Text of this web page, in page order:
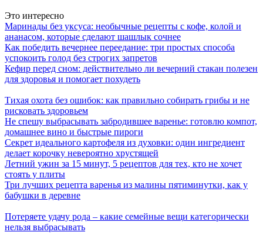
Это интересно
Маринады без уксуса: необычные рецепты с кофе, колой и
ананасом, которые сделают шашлык сочнее
Как победить вечернее переедание: три простых способа
успокоить голод без строгих запретов
Кефир перед сном: действительно ли вечерний стакан полезен
для здоровья и помогает похудеть
Тихая охота без ошибок: как правильно собирать грибы и не
рисковать здоровьем
Не спешу выбрасывать забродившее варенье: готовлю компот,
домашнее вино и быстрые пироги
Секрет идеального картофеля из духовки: один ингредиент
делает корочку невероятно хрустящей
Летний ужин за 15 минут, 5 рецептов для тех, кто не хочет
стоять у плиты
Три лучших рецепта варенья из малины пятиминутки, как у
бабушки в деревне
Потеряете удачу рода – какие семейные вещи категорически
нельзя выбрасывать